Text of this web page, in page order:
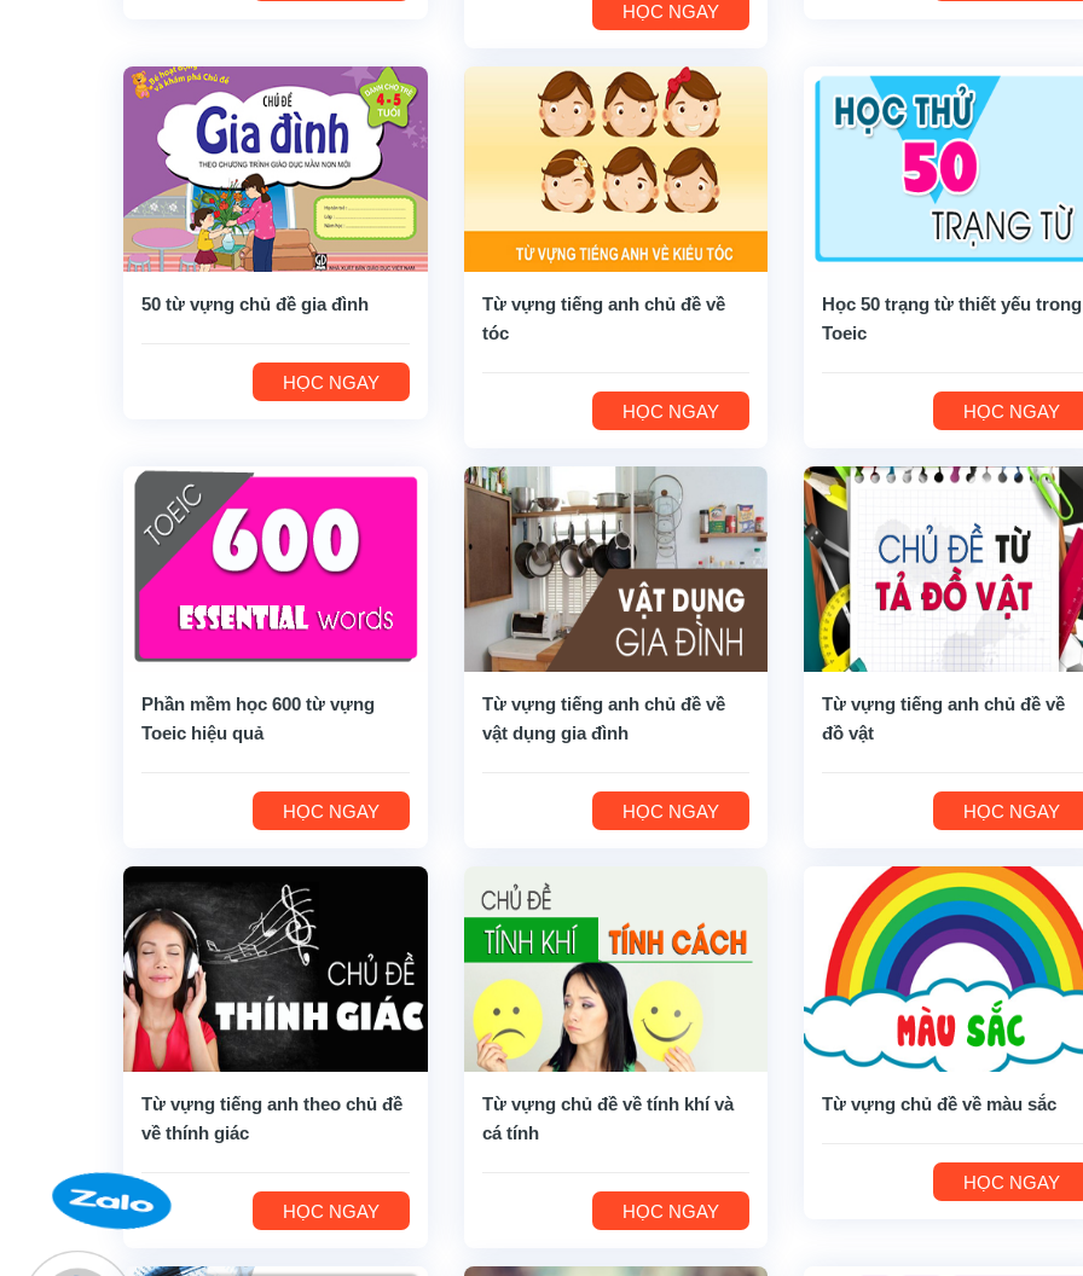
HỌC NGAY
50 từ vựng chủ đề gia đình
HỌC NGAY
Từ vựng tiếng anh chủ đề về
tóc
HỌC NGAY
Học 50 trạng từ thiết yếu trong
Toeic
HỌC NGAY
Phần mềm học 600 từ vựng
Toeic hiệu quả
HỌC NGAY
Từ vựng tiếng anh chủ đề về
vật dụng gia đình
HỌC NGAY
Từ vựng tiếng anh chủ đề về
đồ vật
HỌC NGAY
Từ vựng tiếng anh theo chủ đề
về thính giác
HỌC NGAY
Từ vựng chủ đề về tính khí và
cá tính
HỌC NGAY
Từ vựng chủ đề về màu sắc
HỌC NGAY